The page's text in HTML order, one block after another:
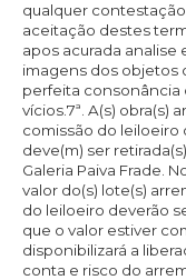
qualquer
aceitação destes
apos acurada analise
imagens dos objetos
perfeita consonância
vícios.7ª. A(s) obra(s)
comissão do leiloeiro
deve(m) ser
Galeria Paiva Frade.
valor do(s) lote(s)
do leiloeiro deverão
que o valor estiver
disponibilizará a
conta e risco do